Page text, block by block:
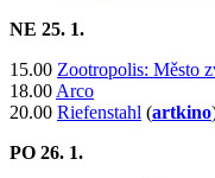
NE 25. 1.
15.00 Zootropolis: Město
18.00 Arco
20.00 Riefenstahl (artkino
PO 26. 1.